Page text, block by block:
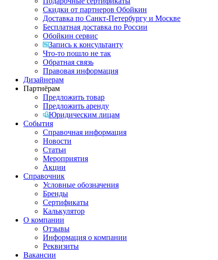
Скидки от партнеров Обойкин
Доставка по Санкт-Петербургу и Москве
Бесплатная доставка по России
Обойкин сервис
Запись к консультанту
Что-то пошло не так
Обратная связь
Правовая информация
Дизайнерам
Партнёрам
Предложить товар
Предложить аренду
Юридическим лицам
События
Справочная информация
Новости
Статьи
Мероприятия
Акции
Справочник
Условные обозначения
Бренды
Сертификаты
Калькулятор
О компании
Отзывы
Информация о компании
Реквизиты
Вакансии